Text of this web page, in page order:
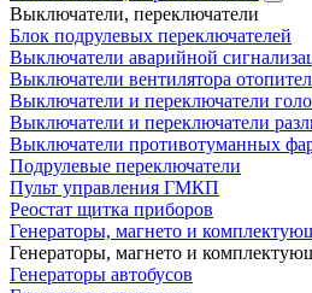
Выключатели, переключатели
Блок подрулевых переключателей
Выключатели аварийной
Выключатели вентилятора
Выключатели и переключатели
Выключатели и переключатели
Выключатели противотуманных
Подрулевые переключатели
Пульт управления ГМКП
Реостат щитка приборов
Генераторы, магнето и
Генераторы, магнето и
Генераторы автобусов